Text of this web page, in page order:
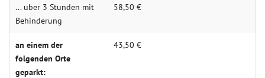
... über 3 Stunden mit
Behin­­derung
58,50 €
an einem der
folgenden Orte
geparkt:
43,50 €